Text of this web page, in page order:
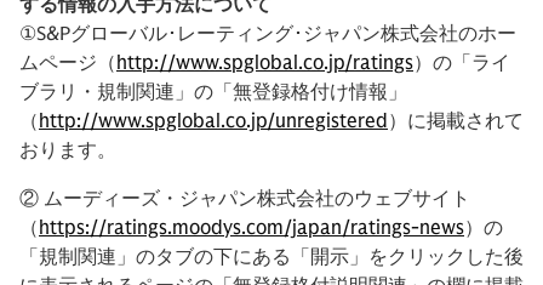
する情報の入手方法について
①S&Pグローバル･レーティング･ジャパン株式会社のホー
ムページ（http://www.spglobal.co.jp/ratings）の「ライ
ブラリ・規制関連」の「無登録格付け情報」
（http://www.spglobal.co.jp/unregistered）に掲載されて
おります。
② ムーディーズ・ジャパン株式会社のウェブサイト
（https://ratings.moodys.com/japan/ratings-news）の
「規制関連」のタブの下にある「開示」をクリックした後